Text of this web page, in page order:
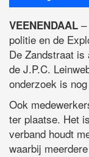
VEENENDAAL
politie en de
De Zandstraat
de J.P.C.
onderzoek is
Ook
ter plaatse. Het
verband houdt
waarbij